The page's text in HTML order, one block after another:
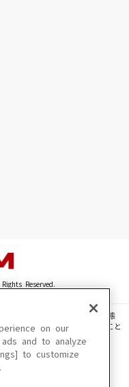
よ、力のかぎり
グなど
ック！
Reserved.
真・動画・音声等を、手段や形態
、転載、ファイル化などすること
ない場合があります。
場合があります。
on our
and to analyze
to customize